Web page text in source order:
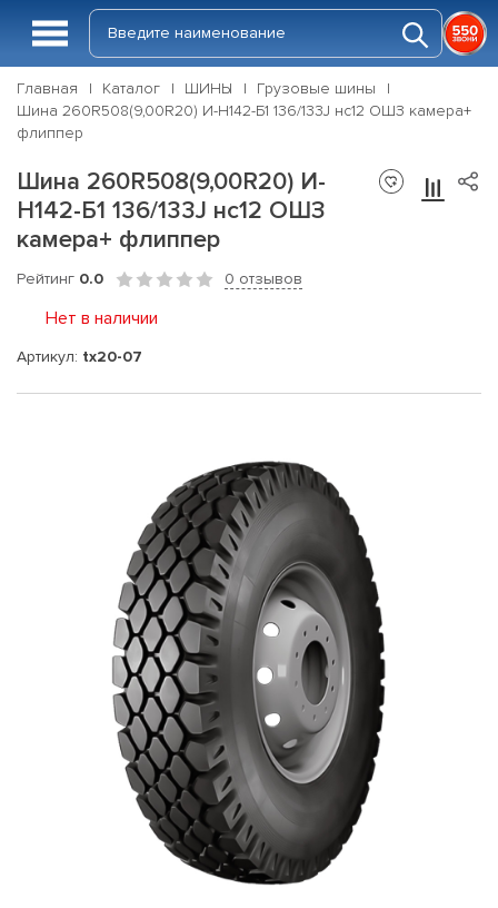
Главная Каталог ШИНЫ
Грузовые шины
Шина 260R508(9,00R20) И-Н142-Б1 136/133J нс12 ОШЗ камера+
флиппер
Шина 260R508(9,00R20) И-
Н142-Б1 136/133J нс12 ОШЗ
камера+ флиппер
Рейтинг 0.0 0 отзывов
Нет в наличии
Артикул: tx20-07